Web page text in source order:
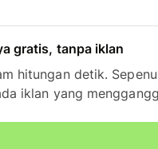
gratis, tanpa iklan
hitungan detik.
iklan yang